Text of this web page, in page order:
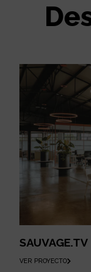
SAUVAGE.TV
VER PROYECTO